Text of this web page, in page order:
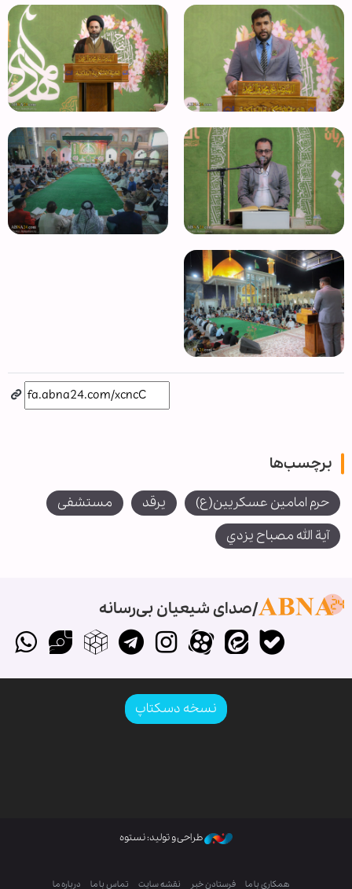
برچسب‌ها
حرم امامین عسکریین(ع) يرقد
مستشفى
آية الله مصباح يزدي
صدای شیعیان بی‌رسانه
نسخه دسکتاپ
طراحی و تولید: نستوه
همکاری با ما فرستادن خبر نقشه سایت تماس با ما درباره ما